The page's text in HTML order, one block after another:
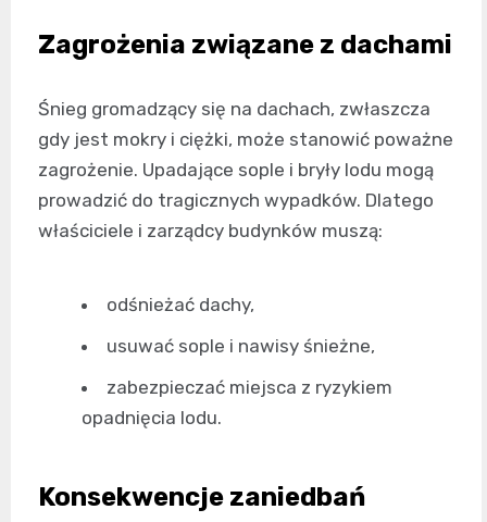
Zagrożenia związane z dachami
Śnieg gromadzący się na dachach, zwłaszcza
gdy jest mokry i ciężki, może stanowić poważne
zagrożenie. Upadające sople i bryły lodu mogą
prowadzić do tragicznych wypadków. Dlatego
właściciele i zarządcy budynków muszą:
odśnieżać dachy,
usuwać sople i nawisy śnieżne,
zabezpieczać miejsca z ryzykiem
opadnięcia lodu.
Konsekwencje zaniedbań